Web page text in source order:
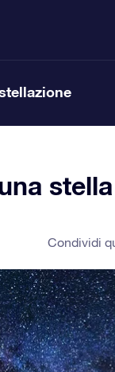
stella
Condividi